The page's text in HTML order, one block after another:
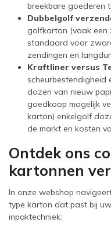
breekbare goederen
Dubbelgolf
golfkarton (vaak een
standaard voor
zendingen en
Kraftliner versus
scheurbestendigheid
dozen van nieuw
goedkoop mogelijk
karton) enkelgolf
de markt en kosten
Ontdek ons
kartonnen
In onze webshop
type karton dat past bij
inpaktechniek: